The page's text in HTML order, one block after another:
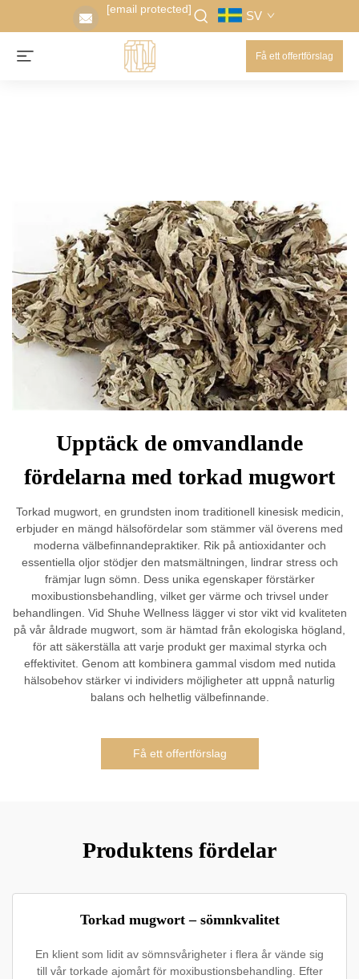
[email protected] SV
Få ett offertförslag
Upptäck de omvandlande
fördelarna med torkad mugwort
Torkad mugwort, en grundsten inom traditionell kinesisk medicin,
erbjuder en mängd hälsofördelar som stämmer väl överens med
moderna välbefinnandepraktiker. Rik på antioxidanter och
essentiella oljor stödjer den matsmältningen, lindrar stress och
främjar lugn sömn. Dess unika egenskaper förstärker
moxibustionsbehandling, vilket ger värme och trivsel under
behandlingen. Vid Shuhe Wellness lägger vi stor vikt vid kvaliteten
på vår åldrade mugwort, som är hämtad från ekologiska högland,
för att säkerställa att varje produkt ger maximal styrka och
effektivitet. Genom att kombinera gammal visdom med nutida
hälsobehov stärker vi individers möjligheter att uppnå naturlig
balans och helhetlig välbefinnande.
Få ett offertförslag
Produktens fördelar
Torkad mugwort – sömnkvalitet
En klient som lidit av sömnsvårigheter i flera år vände sig
till vår torkade ajomårt för moxibustionsbehandling. Efter